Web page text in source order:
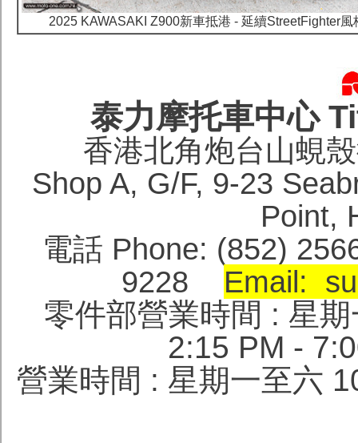
2025 KAWASAKI Z900新車抵港 - 延續StreetFighter風
泰力摩托車中心
香港北角炮台山蜆
Shop A, G/F, 9-23
電話 Phone: (852)
9228 Email:
零件部營業時間 : 星
2:15 PM -
營業時間 : 星期一至六